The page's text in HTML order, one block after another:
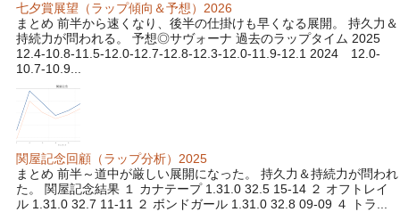
七夕賞展望（ラップ傾向＆予想）2026
まとめ 前半から速くなり、後半の仕掛けも早くなる展開。 持久力＆
持続力が問われる。 予想◎サヴォーナ 過去のラップタイム 2025
12.4-10.8-11.5-12.0-12.7-12.8-12.3-12.0-11.9-12.1 2024 12.0-
10.7-10.9...
関屋記念回顧（ラップ分析）2025
まとめ 前半～道中が厳しい展開になった。 持久力＆持続力が問われ
た。 関屋記念結果 １ カナテープ 1.31.0 32.5 15-14 ２ オフトレイ
ル 1.31.0 32.7 11-11 ２ ボンドガール 1.31.0 32.8 09-09 ４ トラ...